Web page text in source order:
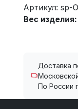
Артикул: sp-
Вес изделия:
Доставка
По России